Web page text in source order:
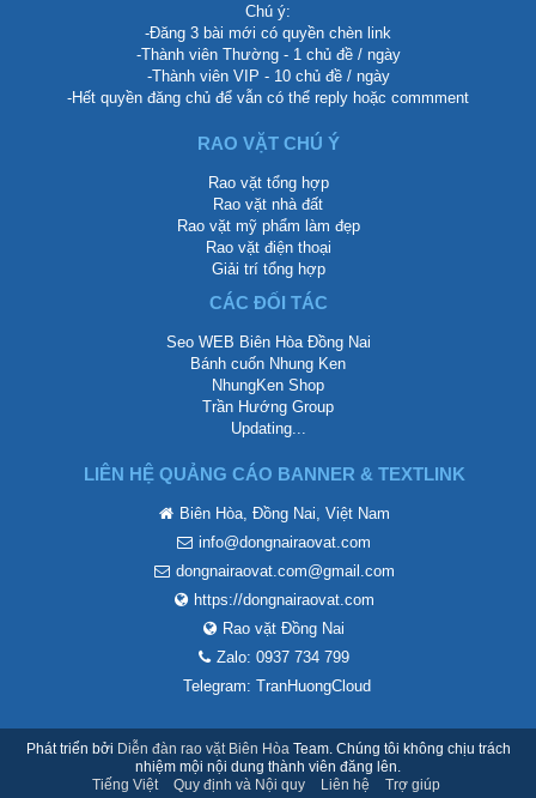
Chú ý:
-Đăng 3 bài mới có quyền chèn link
-Thành viên Thường - 1 chủ đề / ngày
-Thành viên VIP - 10 chủ đề / ngày
-Hết quyền đăng chủ để vẫn có thể reply hoặc commment
RAO VẶT CHÚ Ý
Rao vặt tổng hợp
Rao vặt nhà đất
Rao vặt mỹ phẩm làm đẹp
Rao vặt điện thoại
Giải trí tổng hợp
CÁC ĐỐI TÁC
Seo WEB Biên Hòa Đồng Nai
Bánh cuốn Nhung Ken
NhungKen Shop
Trần Hướng Group
Updating...
LIÊN HỆ QUẢNG CÁO BANNER & TEXTLINK
Biên Hòa, Đồng Nai, Việt Nam
info@dongnairaovat.com
dongnairaovat.com@gmail.com
https://dongnairaovat.com
Rao vặt Đồng Nai
Zalo: 0937 734 799
Telegram: TranHuongCloud
Phát triển bởi Diễn đàn rao vặt Biên Hòa Team. Chúng tôi không chịu trách
nhiệm mội nội dung thành viên đăng lên.
Tiếng Việt
Quy định và Nội quy Liên hệ Trợ giúp